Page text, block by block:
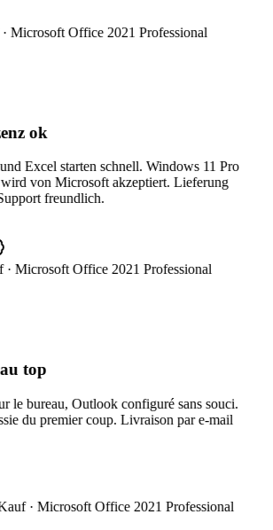
Microsoft Office 2021 Professional
ok
Excel starten schnell. Windows 11 Pro
von Microsoft akzeptiert. Lieferung
freundlich.
· Microsoft Office 2021 Professional
top
le bureau, Outlook configuré sans souci.
du premier coup. Livraison par e-mail
· Microsoft Office 2021 Professional